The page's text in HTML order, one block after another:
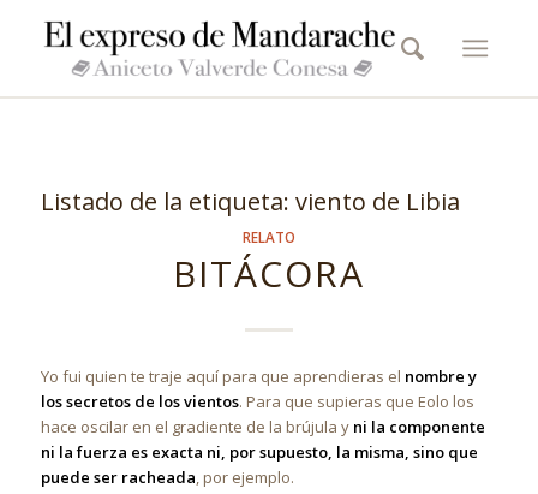
Listado de la etiqueta: viento de Libia
RELATO
BITÁCORA
Yo fui quien te traje aquí para que aprendieras el nombre y
los secretos de los vientos. Para que supieras que Eolo los
hace oscilar en el gradiente de la brújula y ni la componente
ni la fuerza es exacta ni, por supuesto, la misma, sino que
puede ser racheada, por ejemplo.